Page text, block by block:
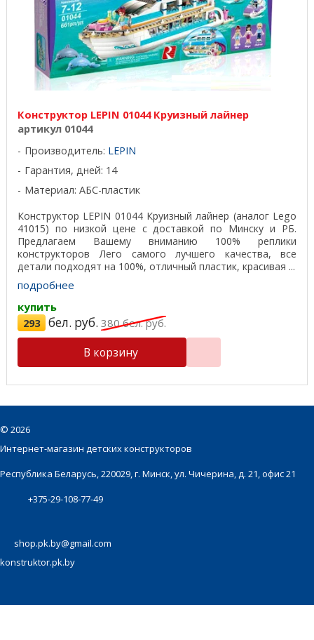
Конструктор LEPIN 01044 Круизный лайнер
артикул 01044
Производитель: LEPIN
Гарантия, дней: 14
Материал: АБС-пластик
Конструктор LEPIN 01044 Круизный лайнер (аналог Lego
41015) по низкой цене с доставкой по Минску и РБ.
Предлагаем Вашему вниманию 100% реплики
конструкторов Лего самого лучшего качества, все
детали подходят на 100%, отличный пластик, красивая ...
подробнее
купить
293 бел. руб. 380бел. руб.
В корзину
© 2026
Интернет-магазин детских конструкторов
Республика Беларусь, 220029, г. Минск, ул. Чичерина, д. 21, офис 21
+375-29-108-77-49
shop.pk.by@gmail.com
konstruktor.pk.by